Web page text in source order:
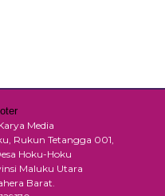
Media
Rukun Tetangga 001,
Hoku-Hoku
Maluku Utara
Barat.